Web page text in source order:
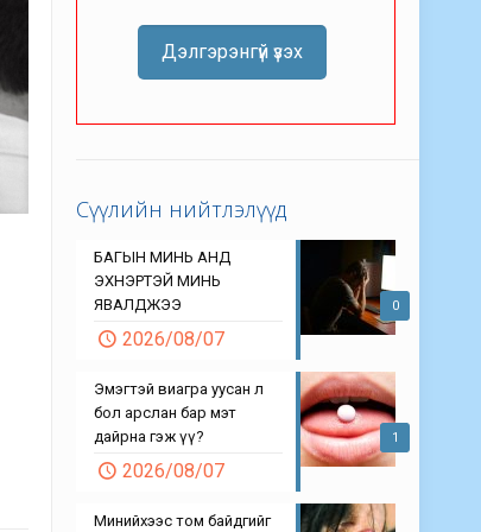
Дэлгэрэнгүй үзэх
Сүүлийн нийтлэлүүд
0
БАГЫН МИНЬ АНД
ЭХНЭРТЭЙ МИНЬ
ЯВАЛДЖЭЭ
2026/08/07
1
Эмэгтэй виагра уусан л
бол арслан бар мэт
дайрна гэж үү?
2026/08/07
Минийхээс том байдгийг